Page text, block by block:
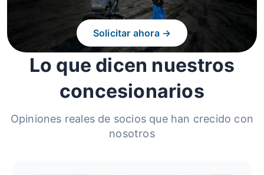
Solicitar ahora →
Lo que dicen nuestros
concesionarios
Opiniones reales de socios que han crecido con
nosotros